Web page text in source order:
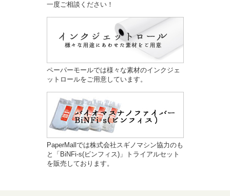
一度ご相談ください！
ペーパーモールでは様々な素材のインクジェ
ットロールをご用意しています。
PaperMallでは株式会社スギノマシン協力のも
と「BiNFi-s(ビンフィス)」トライアルセット
を販売しております。